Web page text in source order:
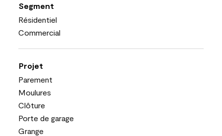
Segment
Résidentiel
Commercial
Projet
Parement
Moulures
Clôture
Porte de garage
Grange